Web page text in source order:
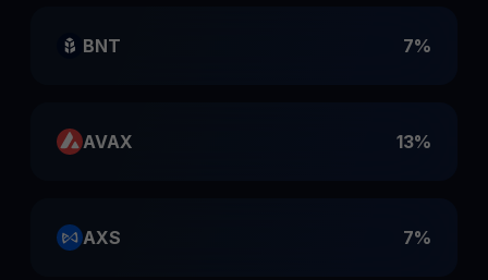
BNT 7%
AVAX 13%
AXS 7%